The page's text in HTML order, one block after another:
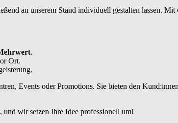
an unserem Stand individuell gestalten lassen. Mit
.
Ort.
Events oder Promotions. Sie bieten den
, und wir setzen Ihre Idee professionell um!